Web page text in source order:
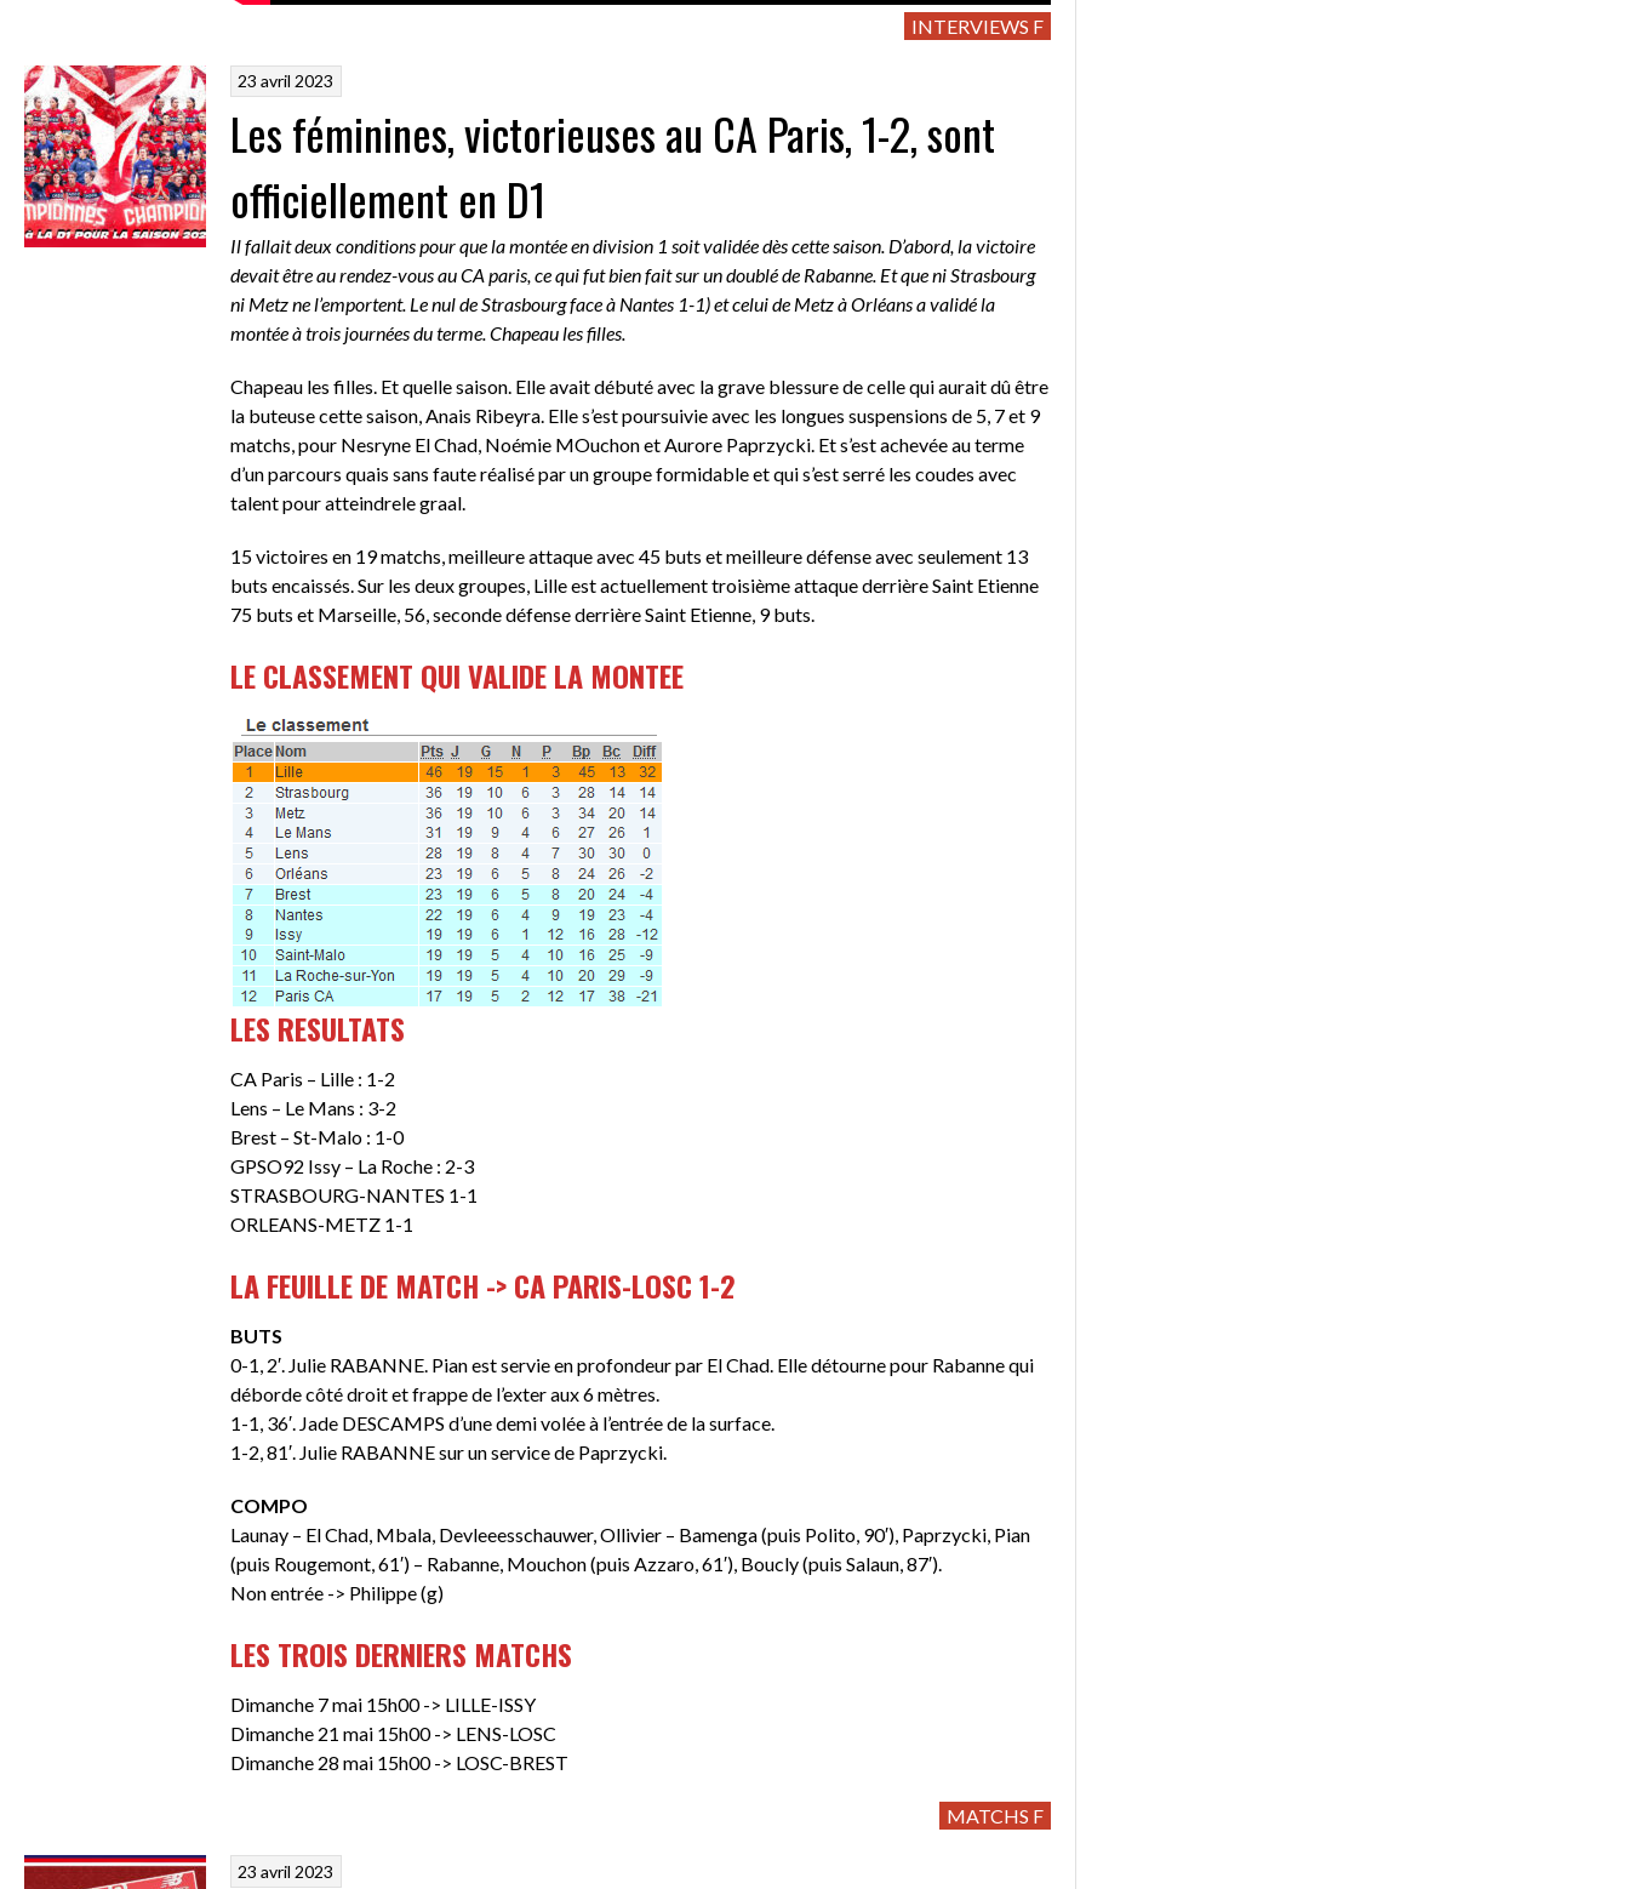
INTERVIEWS F
23 avril 2023
Les féminines, victorieuses au CA Paris, 1-2, sont
officiellement en D1
Il fallait deux conditions pour que la montée en division 1 soit validée dès cette saison. D’abord, la victoire
devait être au rendez-vous au CA paris, ce qui fut bien fait sur un doublé de Rabanne. Et que ni Strasbourg
ni Metz ne l’emportent. Le nul de Strasbourg face à Nantes 1-1) et celui de Metz à Orléans a validé la
montée à trois journées du terme. Chapeau les filles.
Chapeau les filles. Et quelle saison. Elle avait débuté avec la grave blessure de celle qui aurait dû être
la buteuse cette saison, Anais Ribeyra. Elle s’est poursuivie avec les longues suspensions de 5, 7 et 9
matchs, pour Nesryne El Chad, Noémie MOuchon et Aurore Paprzycki. Et s’est achevée au terme
d’un parcours quais sans faute réalisé par un groupe formidable et qui s’est serré les coudes avec
talent pour atteindrele graal.
15 victoires en 19 matchs, meilleure attaque avec 45 buts et meilleure défense avec seulement 13
buts encaissés. Sur les deux groupes, Lille est actuellement troisième attaque derrière Saint Etienne
75 buts et Marseille, 56, seconde défense derrière Saint Etienne, 9 buts.
LE CLASSEMENT QUI VALIDE LA MONTEE
LES RESULTATS
CA Paris – Lille : 1-2
Lens – Le Mans : 3-2
Brest – St-Malo : 1-0
GPSO92 Issy – La Roche : 2-3
STRASBOURG-NANTES 1-1
ORLEANS-METZ 1-1
LA FEUILLE DE MATCH -> CA PARIS-LOSC 1-2
BUTS
0-1, 2′. Julie RABANNE. Pian est servie en profondeur par El Chad. Elle détourne pour Rabanne qui
déborde côté droit et frappe de l’exter aux 6 mètres.
1-1, 36′. Jade DESCAMPS d’une demi volée à l’entrée de la surface.
1-2, 81′. Julie RABANNE sur un service de Paprzycki.
COMPO
Launay – El Chad, Mbala, Devleeesschauwer, Ollivier – Bamenga (puis Polito, 90′), Paprzycki, Pian
(puis Rougemont, 61′) – Rabanne, Mouchon (puis Azzaro, 61′), Boucly (puis Salaun, 87′).
Non entrée -> Philippe (g)
LES TROIS DERNIERS MATCHS
Dimanche 7 mai 15h00 -> LILLE-ISSY
Dimanche 21 mai 15h00 -> LENS-LOSC
Dimanche 28 mai 15h00 -> LOSC-BREST
MATCHS F
23 avril 2023